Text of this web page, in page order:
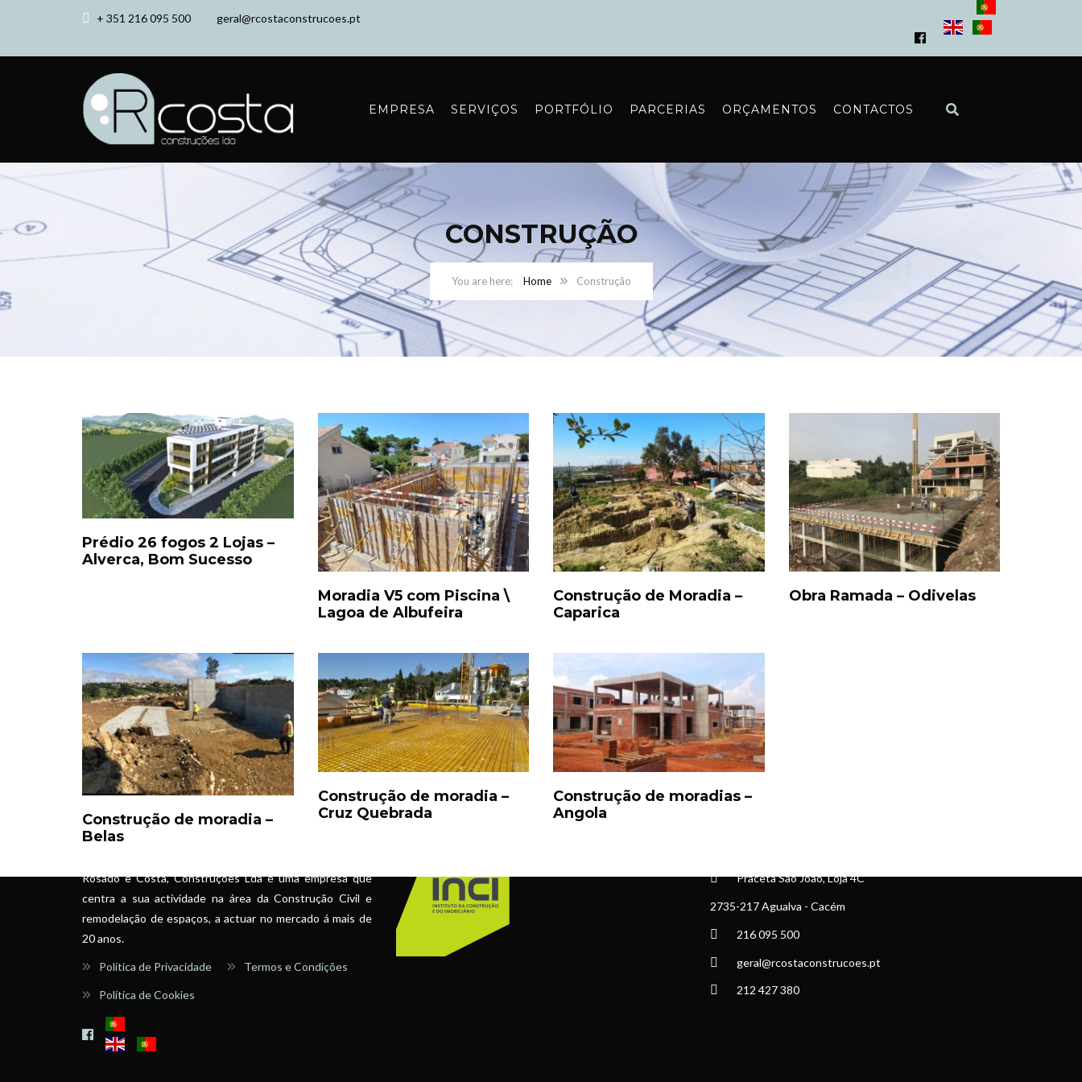
+ 351 216 095 500 geral@rcostaconstrucoes.pt
EMPRESA SERVIÇOS PORTFÓLIO PARCERIAS ORÇAMENTOS CONTACTOS
CONSTRUÇÃO
Home Construção
Prédio 26 fogos 2 Lojas –
Alverca, Bom Sucesso
Moradia V5 com Piscina \
Lagoa de Albufeira
Construção de Moradia –
Caparica
Obra Ramada – Odivelas
Construção de moradia –
Belas
Construção de moradia –
Cruz Quebrada
Construção de moradias –
Angola
SOBRE
Rosado e Costa, Construções Lda é uma empresa que
centra a sua actividade na área da Construção Civil e
remodelação de espaços, a actuar no mercado á mais de
20 anos.
Política de Privacidade Termos e Condições
Política de Cookies
Praceta São João, Loja 4C
2735-217 Agualva - Cacém
216 095 500
geral@rcostaconstrucoes.pt
212 427 380